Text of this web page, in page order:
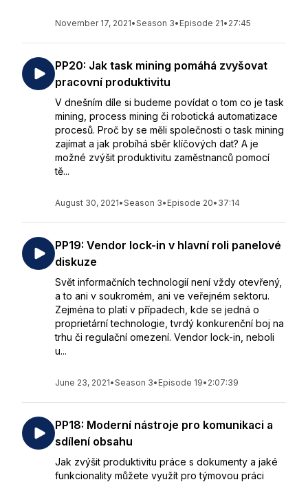
November 17, 2021•Season 3• Episode 21• 27:45
PP20: Jak task mining pomáhá zvyšovat
pracovní produktivitu
V dnešním díle si budeme povídat o tom co je task
mining, process mining či robotická automatizace
procesů. Proč by se měli společnosti o task mining
zajímat a jak probíhá sběr klíčových dat? A je
možné zvýšit produktivitu zaměstnanců pomocí
tě...
August 30, 2021•Season 3• Episode 20• 37:14
PP19: Vendor lock-in v hlavní roli panelové
diskuze
Svět informačních technologií není vždy otevřený,
a to ani v soukromém, ani ve veřejném sektoru.
Zejména to platí v případech, kde se jedná o
proprietární technologie, tvrdý konkurenční boj na
trhu či regulační omezení. Vendor lock-in, neboli
u...
June 23, 2021•Season 3• Episode 19• 2:07:39
PP18: Moderní nástroje pro komunikaci a
sdílení obsahu
Jak zvýšit produktivitu práce s dokumenty a jaké
funkcionality můžete využít pro týmovou práci